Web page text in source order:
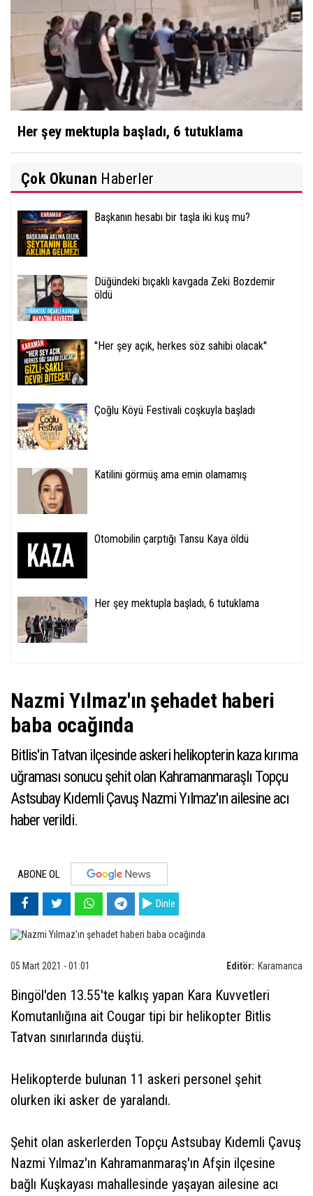
Her şey mektupla başladı, 6 tutuklama
Çok Okunan Haberler
Başkanın hesabı bir taşla iki kuş mu?
Düğündeki bıçaklı kavgada Zeki Bozdemir
öldü
''Her şey açık, herkes söz sahibi olacak''
Çoğlu Köyü Festivali coşkuyla başladı
Katilini görmüş ama emin olamamış
Otomobilin çarptığı Tansu Kaya öldü
Her şey mektupla başladı, 6 tutuklama
Nazmi Yılmaz'ın şehadet haberi
baba ocağında
Bitlis'in Tatvan ilçesinde askeri helikopterin kaza kırıma
uğraması sonucu şehit olan Kahramanmaraşlı Topçu
Astsubay Kıdemli Çavuş Nazmi Yılmaz'ın ailesine acı
haber verildi.
ABONE OL
Dinle
Editör: Karamanca
05 Mart 2021 - 01:01
Bingöl'den 13.55'te kalkış yapan Kara Kuvvetleri
Komutanlığına ait Cougar tipi bir helikopter Bitlis
Tatvan sınırlarında düştü.
Helikopterde bulunan 11 askeri personel şehit
olurken iki asker de yaralandı.
Şehit olan askerlerden Topçu Astsubay Kıdemli Çavuş
Nazmi Yılmaz'ın Kahramanmaraş'ın Afşin ilçesine
bağlı Kuşkayası mahallesinde yaşayan ailesine acı